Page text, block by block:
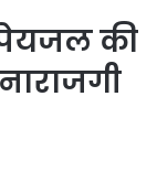
पेयजल की